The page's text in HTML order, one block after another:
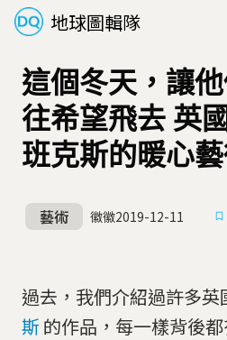
地球圖輯隊
這個冬天，讓
往希望飛去 英
班克斯的暖心
藝術 徽徽2019-12-11
過去，我們介紹過許多英
斯的作品，每一樣背後